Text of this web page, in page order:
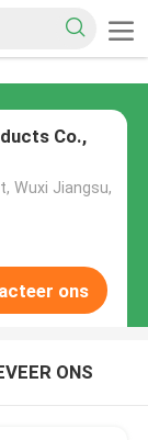
Co.,
Wuxi Jiangsu,
ons
ONS